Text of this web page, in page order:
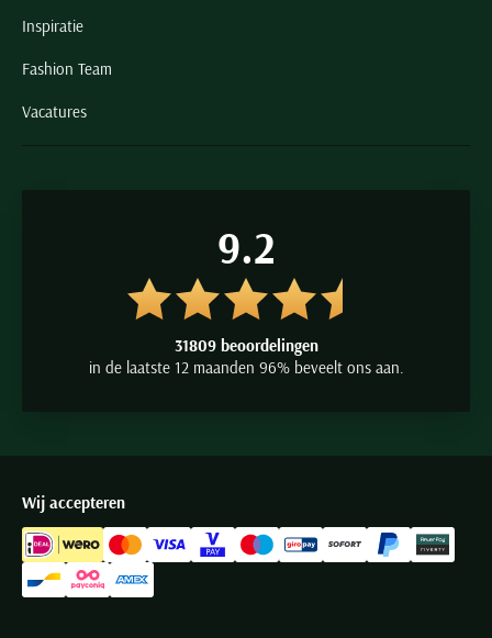
Inspiratie
Fashion Team
Vacatures
9.2
31809 beoordelingen
in de laatste 12 maanden 96% beveelt ons aan.
Wij accepteren